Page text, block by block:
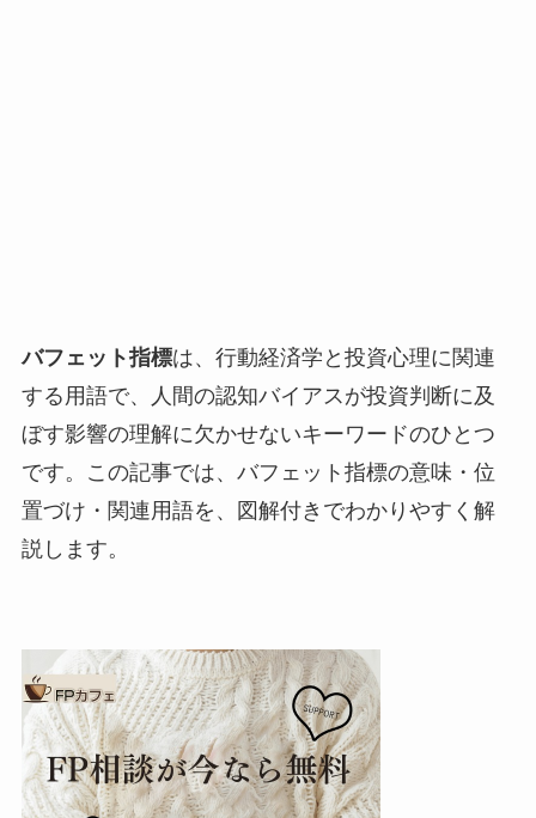
バフェット指標は、行動経済学と投資心理に関連
する用語で、人間の認知バイアスが投資判断に及
ぼす影響の理解に欠かせないキーワードのひとつ
です。この記事では、バフェット指標の意味・位
置づけ・関連用語を、図解付きでわかりやすく解
説します。